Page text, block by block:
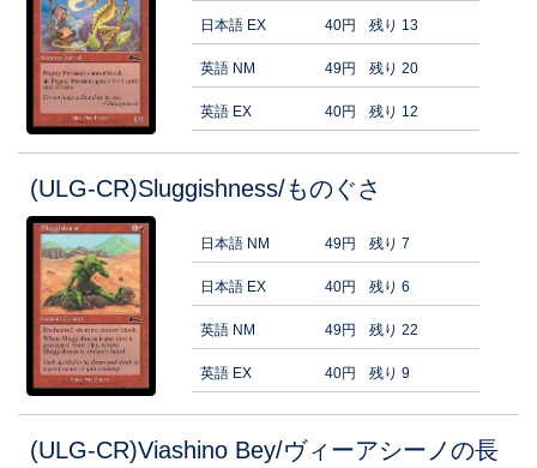
日本語 EX 40円 残り 13
英語 NM 49円 残り 20
英語 EX 40円 残り 12
(ULG-CR)Sluggishness/ものぐさ
日本語 NM 49円 残り 7
日本語 EX 40円 残り 6
英語 NM 49円 残り 22
英語 EX 40円 残り 9
(ULG-CR)Viashino Bey/ヴィーアシーノの長